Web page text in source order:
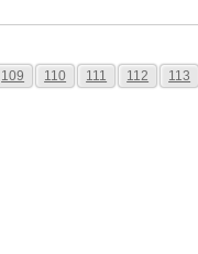
109 110 111 112 113